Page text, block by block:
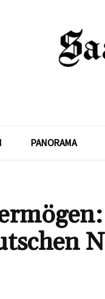
PANORAMA